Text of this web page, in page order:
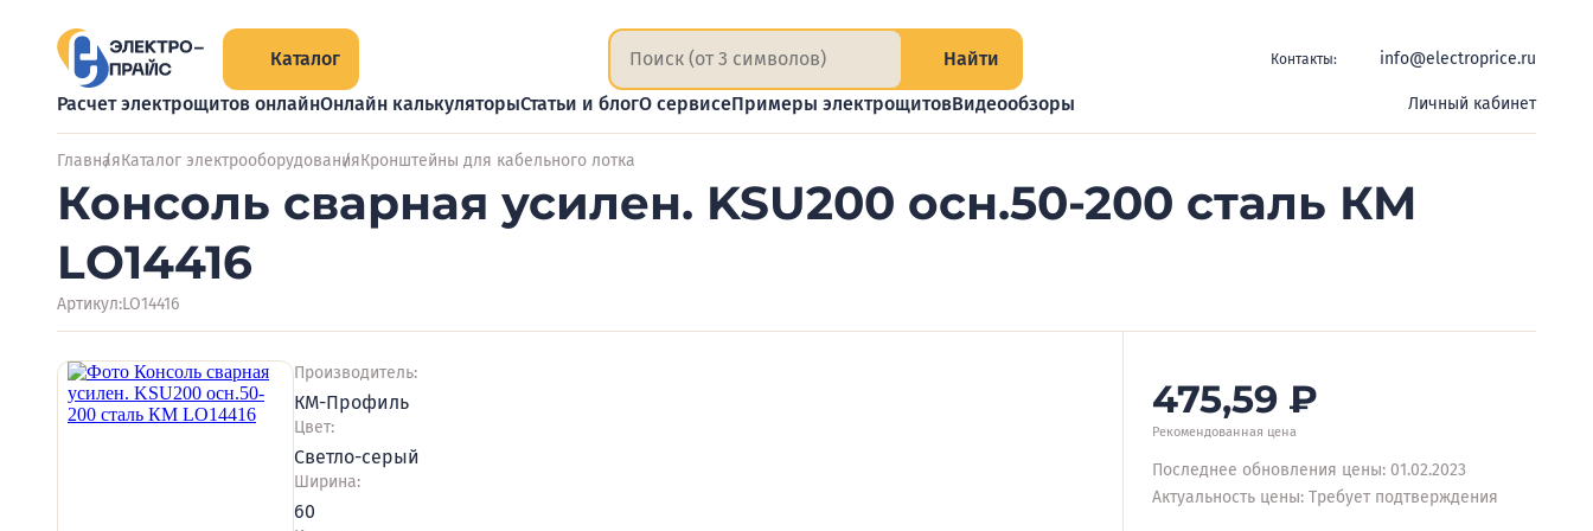
Каталог Найти Контакты: info@electroprice.ru
Расчет электрощитов онлайнОнлайн калькуляторыСтатьи и блогО сервисеПримеры электрощитовВидеообзоры Личный кабинет
ГлавнаяКаталог электрооборудованияКронштейны для кабельного лотка
Консоль сварная усилен. KSU200 осн.50-200 сталь КМ
LO14416
Артикул:LO14416
Производитель:
КМ-Профиль
Цвет:
Светло-серый
Ширина:
60
475,59 ₽
Рекомендованная цена
Последнее обновления цены: 01.02.2023
Актуальность цены: Требует подтверждения